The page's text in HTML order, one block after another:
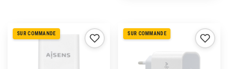
SUR COMMANDE SUR COMMANDE